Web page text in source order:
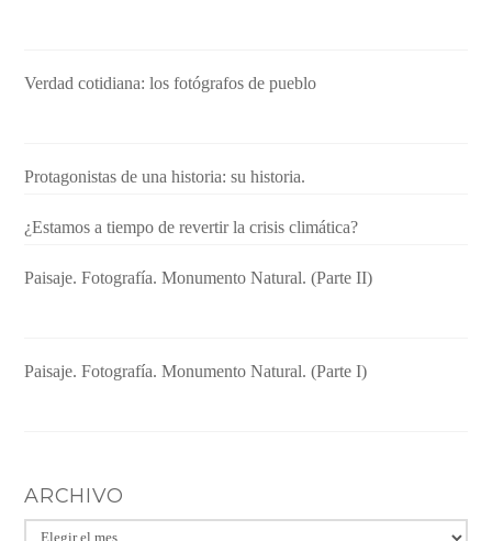
Verdad cotidiana: los fotógrafos de pueblo
Protagonistas de una historia: su historia.
¿Estamos a tiempo de revertir la crisis climática?
Paisaje. Fotografía. Monumento Natural. (Parte II)
Paisaje. Fotografía. Monumento Natural. (Parte I)
ARCHIVO
Archivo